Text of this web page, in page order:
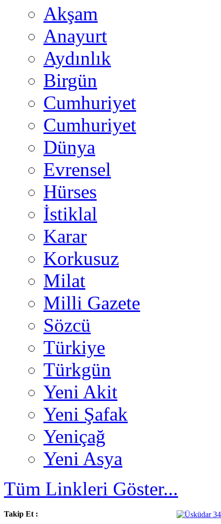
Akşam
Anayurt
Aydınlık
Birgün
Cumhuriyet
Cumhuriyet
Dünya
Evrensel
Hürses
İstiklal
Karar
Korkusuz
Milat
Milli Gazete
Sözcü
Türkiye
Türkgün
Yeni Akit
Yeni Şafak
Yeniçağ
Yeni Asya
Tüm Linkleri Göster...
Takip Et :